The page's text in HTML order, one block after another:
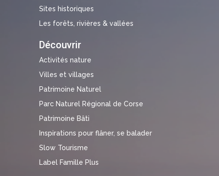
Sites historiques
Les forêts, rivières & vallées
Découvrir
Activités nature
Villes et villages
Patrimoine Naturel
Parc Naturel Régional de Corse
Patrimoine Bâti
Inspirations pour flâner, se balader
Slow Tourisme
Label Famille Plus